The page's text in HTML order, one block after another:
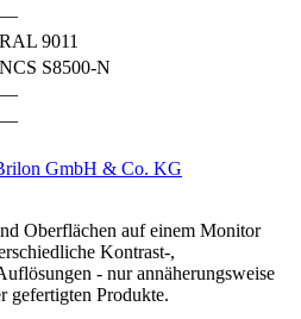
—
RAL 9011
NCS S8500-N
—
—
GmbH & Co. KG
Oberflächen auf einem Monitor
Kontrast-,
- nur annäherungsweise
gefertigten Produkte.